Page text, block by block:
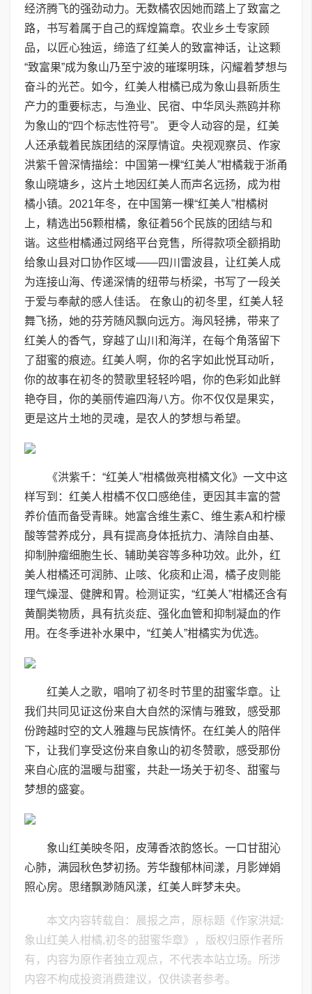
经济腾飞的强劲动力。无数橘农因她而踏上了致富之
路，书写着属于自己的辉煌篇章。农业乡土专家顾
品，以匠心独运，缔造了红美人的致富神话，让这颗
“致富果”成为象山乃至宁波的璀璨明珠，闪耀着梦想与
奋斗的光芒。如今，红美人柑橘已成为象山县新质生
产力的重要标志，与渔业、民宿、中华凤头燕鸥并称
为象山的“四个标志性符号”。 更令人动容的是，红美
人还承载着民族团结的深厚情谊。央视观察员、作家
洪紫千曾深情描绘：中国第一棵“红美人”柑橘栽于浙甬
象山晓塘乡，这片土地因红美人而声名远扬，成为柑
橘小镇。2021年冬，在中国第一棵“红美人”柑橘树
上，精选出56颗柑橘，象征着56个民族的团结与和
谐。这些柑橘通过网络平台竞售，所得款项全额捐助
给象山县对口协作区域——四川雷波县，让红美人成
为连接山海、传递深情的纽带与桥梁，书写了一段关
于爱与奉献的感人佳话。 在象山的初冬里，红美人轻
舞飞扬，她的芬芳随风飘向远方。海风轻拂，带来了
红美人的香气，穿越了山川和海洋，在每个角落留下
了甜蜜的痕迹。红美人啊，你的名字如此悦耳动听，
你的故事在初冬的赞歌里轻轻吟唱，你的色彩如此鲜
艳夺目，你的美丽传遍四海八方。你不仅仅是果实，
更是这片土地的灵魂，是农人的梦想与希望。
《洪紫千：“红美人”柑橘做亮柑橘文化》一文中这
样写到：红美人柑橘不仅口感绝佳，更因其丰富的营
养价值而备受青睐。她富含维生素C、维生素A和柠檬
酸等营养成分，具有提高身体抵抗力、清除自由基、
抑制肿瘤细胞生长、辅助美容等多种功效。此外，红
美人柑橘还可润肺、止咳、化痰和止渴，橘子皮则能
理气燥湿、健脾和胃。检测证实，“红美人”柑橘还含有
黄酮类物质，具有抗炎症、强化血管和抑制凝血的作
用。在冬季进补水果中，“红美人”柑橘实为优选。
红美人之歌，唱响了初冬时节里的甜蜜华章。让
我们共同见证这份来自大自然的深情与雅致，感受那
份跨越时空的文人雅趣与民族情怀。在红美人的陪伴
下，让我们享受这份来自象山的初冬赞歌，感受那份
来自心底的温暖与甜蜜，共赴一场关于初冬、甜蜜与
梦想的盛宴。
象山红美映冬阳，皮薄香浓韵悠长。一口甘甜沁
心肺，满园秋色梦初扬。芳华馥郁林间漾，月影婵娟
照心房。思绪飘渺随风漾，红美人畔梦未央。
本文内容转载自：晨报之声，原标题《作家洪斌:
象山红美人柑橘,初冬的甜蜜华章》，版权归原作者所
有，内容为原作者独立观点，不代表本站立场。所涉
内容不构成投资消费建议，仅供读者参考。